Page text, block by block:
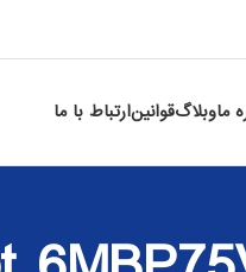
ماوبلاگقوانینارتباط با ما